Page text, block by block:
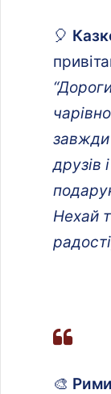
🎈
завжди
друзів
Нехай
🎨